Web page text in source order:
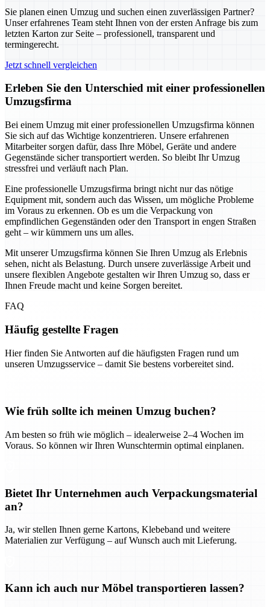
Sie planen einen Umzug und suchen einen zuverlässigen Partner?
Unser erfahrenes Team steht Ihnen von der ersten Anfrage bis zum
letzten Karton zur Seite – professionell, transparent und
termingerecht.
Jetzt schnell vergleichen
Erleben Sie den Unterschied mit einer professionellen
Umzugsfirma
Bei einem Umzug mit einer professionellen Umzugsfirma können
Sie sich auf das Wichtige konzentrieren. Unsere erfahrenen
Mitarbeiter sorgen dafür, dass Ihre Möbel, Geräte und andere
Gegenstände sicher transportiert werden. So bleibt Ihr Umzug
stressfrei und verläuft nach Plan.
Eine professionelle Umzugsfirma bringt nicht nur das nötige
Equipment mit, sondern auch das Wissen, um mögliche Probleme
im Voraus zu erkennen. Ob es um die Verpackung von
empfindlichen Gegenständen oder den Transport in engen Straßen
geht – wir kümmern uns um alles.
Mit unserer Umzugsfirma können Sie Ihren Umzug als Erlebnis
sehen, nicht als Belastung. Durch unsere zuverlässige Arbeit und
unsere flexiblen Angebote gestalten wir Ihren Umzug so, dass er
Ihnen Freude macht und keine Sorgen bereitet.
FAQ
Häufig gestellte Fragen
Hier finden Sie Antworten auf die häufigsten Fragen rund um
unseren Umzugsservice – damit Sie bestens vorbereitet sind.
Wie früh sollte ich meinen Umzug buchen?
Am besten so früh wie möglich – idealerweise 2–4 Wochen im
Voraus. So können wir Ihren Wunschtermin optimal einplanen.
Bietet Ihr Unternehmen auch Verpackungsmaterial
an?
Ja, wir stellen Ihnen gerne Kartons, Klebeband und weitere
Materialien zur Verfügung – auf Wunsch auch mit Lieferung.
Kann ich auch nur Möbel transportieren lassen?